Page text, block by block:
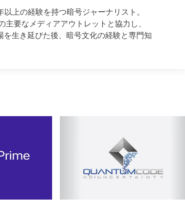
上の経験を持つ暗号ジャーナリスト。
要なメディアアウトレットと協力し、
生き延びた後、暗号文化の経験と専門知